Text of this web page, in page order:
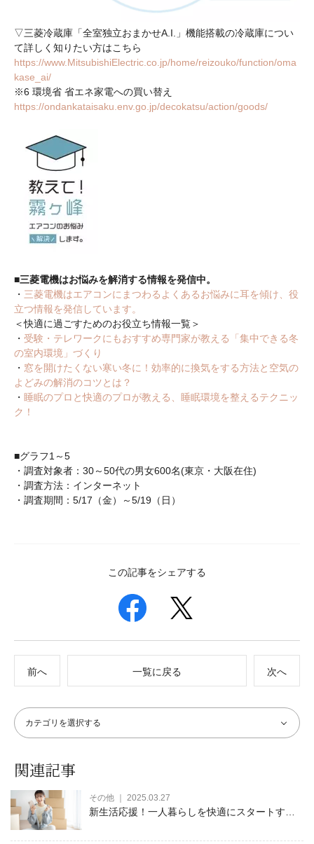
▽三菱冷蔵庫「全室独立おまかせA.I.」機能搭載の冷蔵庫につい
て詳しく知りたい方はこちら
https://www.MitsubishiElectric.co.jp/home/reizouko/function/oma
kase_ai/
※6 環境省 省エネ家電への買い替え
https://ondankataisaku.env.go.jp/decokatsu/action/goods/
■三菱電機はお悩みを解消する情報を発信中。
・ 三菱電機はエアコンにまつわるよくあるお悩みに耳を傾け、役
立つ情報を発信しています。
＜快適に過ごすためのお役立ち情報一覧＞
・ 受験・テレワークにもおすすめ専門家が教える「集中できる冬
の室内環境」づくり
・ 窓を開けたくない寒い冬に！効率的に換気をする方法と空気の
よどみの解消のコツとは？
・ 睡眠のプロと快適のプロが教える、睡眠環境を整えるテクニッ
ク！
■グラフ1～5
・調査対象者：30～50代の男女600名(東京・大阪在住)
・調査方法：インターネット
・調査期間：5/17（金）～5/19（日）
この記事をシェアする
前へ 一覧に戻る 次へ
関連記事
その他 ｜ 2025.03.27
新生活応援！一人暮らしを快適にスタートする